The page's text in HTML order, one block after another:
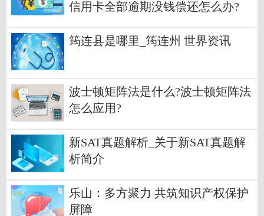
信用卡全部逾期没钱偿还怎么办?
筠连县是哪里_筠连州 世界资讯
波士顿矩阵法是什么?波士顿矩阵法
怎么应用?
新SAT真题解析_关于新SAT真题解
析简介
乐山：多方聚力 共筑知识产权保护
屏障